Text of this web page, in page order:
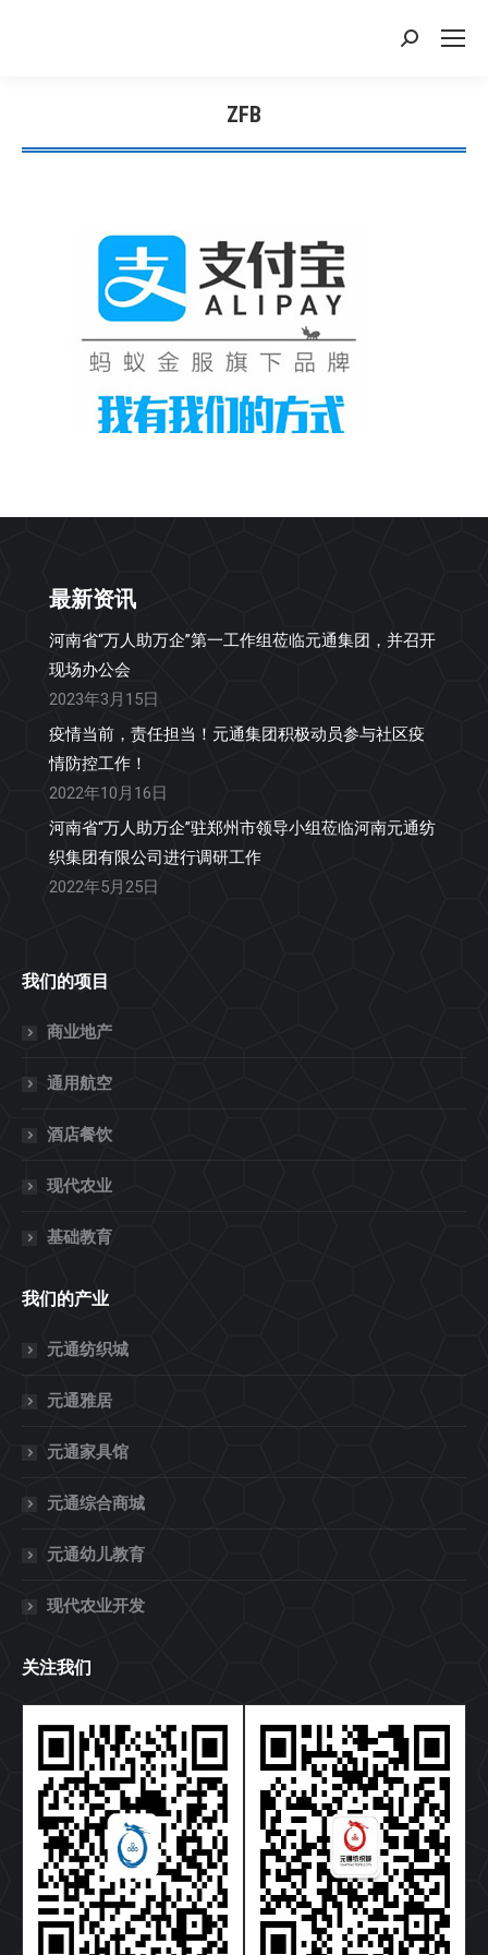
搜
ZFB
您在这里：
最新资讯
河南省“万人助万企”第一工作组莅临元通集团，并召开
现场办公会
2023年3月15日
疫情当前，责任担当！元通集团积极动员参与社区疫
情防控工作！
2022年10月16日
河南省“万人助万企”驻郑州市领导小组莅临河南元通纺
织集团有限公司进行调研工作
2022年5月25日
我们的项目
商业地产
通用航空
酒店餐饮
现代农业
基础教育
我们的产业
元通纺织城
元通雅居
元通家具馆
元通综合商城
元通幼儿教育
现代农业开发
关注我们